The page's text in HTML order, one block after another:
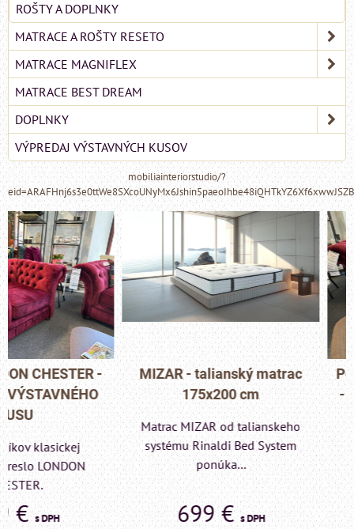
ROŠTY A DOPLNKY
MATRACE A ROŠTY RESETO
MATRACE MAGNIFLEX
MATRACE BEST DREAM
DOPLNKY
VÝPREDAJ VÝSTAVNÝCH KUSOV
mobiliainteriorstudio/?
MIZAR - talianský matrac
175x200 cm
Matrac MIZAR od talianskeho
systému Rinaldi Bed System
ponúka...
699 €s DPH
Pohovka LONDON
- VÝPREDAJ
KUSU
Pre milovníkov
elegancie kreslo a
LONDON
599 €s